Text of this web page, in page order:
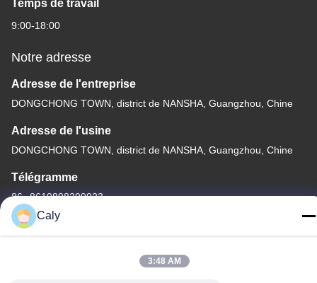
Temps de travail
9:00-18:00
Notre adresse
Adresse de l'entreprise
DONGCHONG TOWN, district de NANSHA, Guangzhou, Chine
Adresse de l'usine
DONGCHONG TOWN, district de NANSHA, Guangzhou, Chine
Télégramme
86--8619898299923
Caly
3:48 AM